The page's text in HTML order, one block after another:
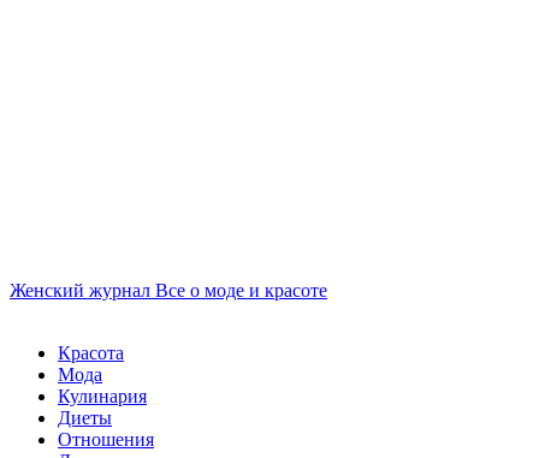
Женский журнал Все о моде и красоте
Красота
Мода
Кулинария
Диеты
Отношения